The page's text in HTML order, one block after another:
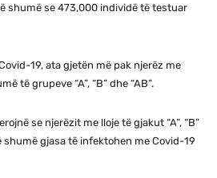
shumë se 473,000 individë të testuar
19, ata gjetën më pak njerëz me
të grupeve “A”, “B” dhe “AB”.
se njerëzit me lloje të gjakut “A”, “B”
shumë gjasa të infektohen me Covid-19